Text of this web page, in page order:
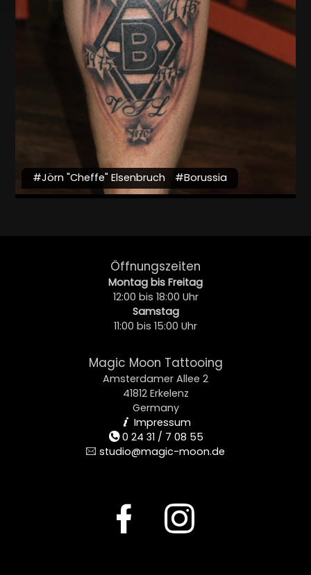
#Jörn "Cheffe" Elsenbruch #Borussia
Öffnungszeiten
Montag bis Freitag
12:00 bis 18:00 Uhr
Samstag
11:00 bis 15:00 Uhr
Magic Moon Tattooing
Amsterdamer Allee 2
41812 Erkelenz
Germany
i Impressum
t0 24 31 / 7 08 55
e studio@magic-moon.de
F I